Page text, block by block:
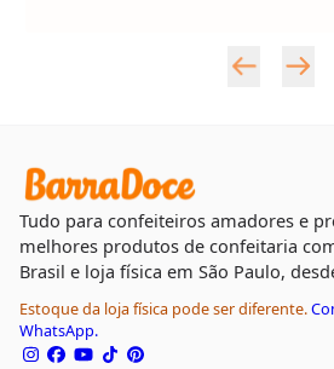
Tudo para confeiteiros amadores e
melhores produtos de confeitaria
Brasil e loja física em São Paulo,
Estoque da loja física pode ser diferente.
WhatsApp.